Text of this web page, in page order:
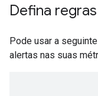
Defina
Pode usar a
alertas nas suas